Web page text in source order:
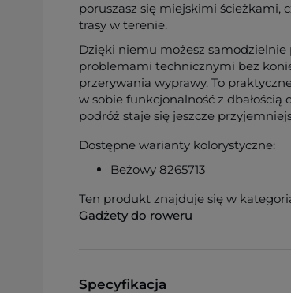
poruszasz się miejskimi ścieżkami,
trasy w terenie.
Dzięki niemu możesz
problemami technicznymi bez
przerywania wyprawy. To
w sobie funkcjonalność z dbałością
podróż staje się jeszcze
Dostępne warianty kolorystyczne:
Beżowy 8265713
Ten produkt znajduje się w
Gadżety do roweru
Specyfikacja